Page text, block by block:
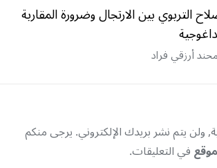
التربوي بين الارتجال وضرورة المقاربة
محند أرزقي فراد
ولن يتم نشر بريدك الإلكتروني. يرجى منكم
في التعليقات.